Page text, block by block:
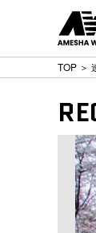
TOP ＞